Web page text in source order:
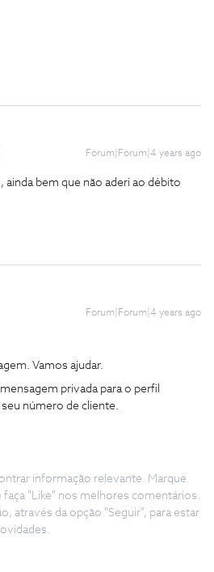
Forum|Forum|4 years ago
bem que não aderi ao débito
Forum|Forum|4 years ago
Vamos ajudar.
privada para o perfil
número de cliente.
informação relevante. Marque
"Like" nos melhores comentários.
através da opção "Seguir", para estar